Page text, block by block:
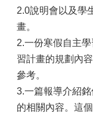
2.0說明會以及學
畫。
2.一份寒假自主
習計畫的規劃內
參考。
3.一篇報導介紹
的相關內容。這